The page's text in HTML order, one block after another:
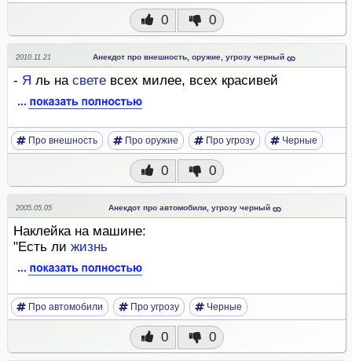
0 0
2010.11.21 Анекдот про внешность, оружие, угрозу черный
- Я ль на свете всех милее, всех красивей
Про внешность Про оружие Про угрозу Черные
0 0
2005.05.05 Анекдот про автомобили, угрозу черный
Наклейка на машине:
"Есть ли жизнь
Про автомобили Про угрозу Черные
0 0